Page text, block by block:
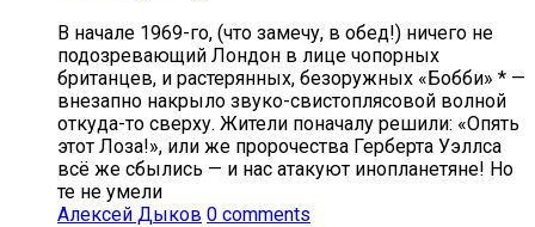
В начале 1969-го, (что замечу, в обед!) ничего не
подозревающий Лондон в лице чопорных
британцев, и растерянных, безоружных «Бобби» * —
внезапно накрыло звуко-свистоплясовой волной
откуда-то сверху. Жители поначалу решили: «Опять
этот Лоза!», или же пророчества Герберта Уэллса
всё же сбылись — и нас атакуют инопланетяне! Но
те не умели
Алексей Дыков 0 comments